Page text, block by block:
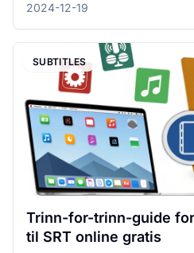
2024-12-19
SUBTITLES
Trinn-for-trinn-guide
til SRT online gratis